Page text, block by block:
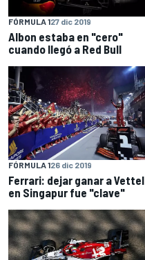
FÓRMULA 127 dic 2019
Albon estaba en "cero"
cuando llegó a Red Bull
FÓRMULA 126 dic 2019
Ferrari: dejar ganar a Vettel
en Singapur fue "clave"